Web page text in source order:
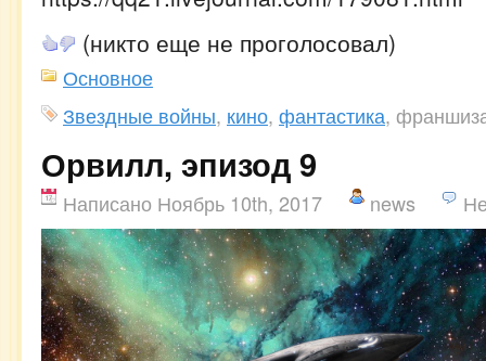
(никто еще не проголосовал)
Основное
Звездные войны, кино, фантастика,
Орвилл, эпизод 9
Написано Ноябрь 10th, 2017 news